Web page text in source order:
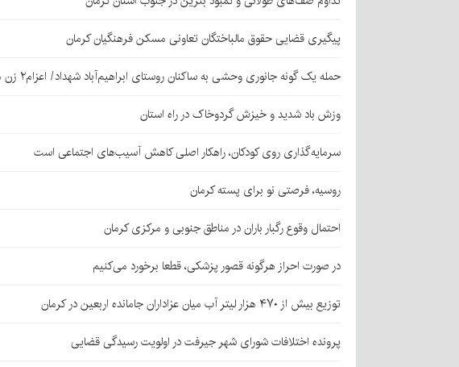
پیگیری قضایی حقوق مالباختگان تعاونی مسکن فرهنگیان کرمان
حمله یک گونه جانوری وحشی به ساکنان روستای ابراهیم‌آباد شهداد/ اعزام۲ زن مجروح به کرمان
وزش باد شدید و خیزش گردوخاک در راه استان
سرمایه‌گذاری روی کودکان، راهکار اصلی کاهش آسیب‌های اجتماعی است
روسیه، فرصتی نو برای پسته کرمان
احتمال وقوع رگبار باران در مناطق جنوبی و مرکزی کرمان
در صورت احراز هرگونه قصور پزشکی، قطعا برخورد می‌کنیم
توزیع بیش از ۴۷۰ هزار لیتر آب میان عزاداران جامانده اربعین در کرمان
پرونده اختلافات شورای شهر جیرفت در اولویت رسیدگی قضایی